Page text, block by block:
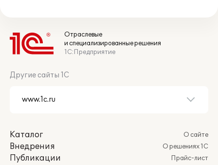
Отраслевые
и специализированные решения
1С:Предприятие
Другие сайты 1С
Каталог
Внедрения
Публикации
О сайте
О решениях 1С
Прайс-лист